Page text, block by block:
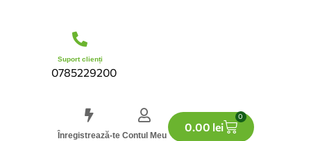
Suport clienți
0785229200
Înregistrează-te Contul Meu
0.00 lei
0